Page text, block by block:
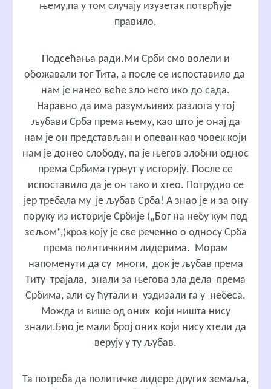
њему,па у том случају изузетак потврђује
правило.
Подсећања ради.Ми Срби смо волели и
обожавали тог Тита, а после се испоставило да
нам је нанео веће зло него ико до сада.
Наравно да има разумљивих разлога у тој
љубави Срба према њему, као што је онај да
нам је он представљан и опеван као човек који
нам је донео слободу, па је његов злобни однос
према Србима гурнут у историју. После се
испоставило да је он тако и хтео. Потрудио се
јер требала му је љубав Срба! А знао је и за ону
поруку из историје Србије („Бог на небу кум под
зељом“,)кроз коју је све реченно о односу Срба
према политичкиим лидерима. Морам
напоменути да су многи, док је љубав према
Титу трајала, знали за његова зла дела према
Србима, али су ћутали и уздизали га у небеса.
Можда и више од оних који ништа нису
знали.Био је мали број оних који нису хтели да
верују у ту љубав.
Та потреба да политичке лидере других земаља,